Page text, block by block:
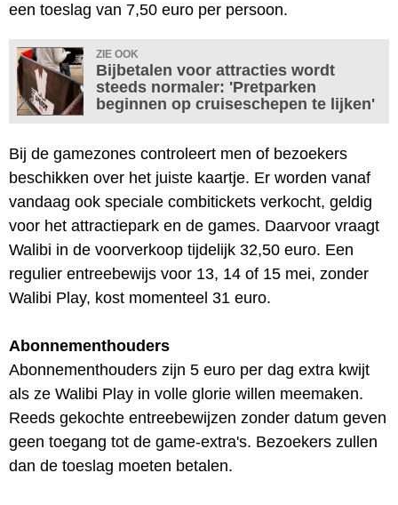
een toeslag van 7,50 euro per persoon.
ZIE OOK
Bijbetalen voor attracties wordt
steeds normaler: 'Pretparken
beginnen op cruiseschepen te lijken'
Bij de gamezones controleert men of bezoekers
beschikken over het juiste kaartje. Er worden vanaf
vandaag ook speciale combitickets verkocht, geldig
voor het attractiepark en de games. Daarvoor vraagt
Walibi in de voorverkoop tijdelijk 32,50 euro. Een
regulier entreebewijs voor 13, 14 of 15 mei, zonder
Walibi Play, kost momenteel 31 euro.
Abonnementhouders
Abonnementhouders zijn 5 euro per dag extra kwijt
als ze Walibi Play in volle glorie willen meemaken.
Reeds gekochte entreebewijzen zonder datum geven
geen toegang tot de game-extra's. Bezoekers zullen
dan de toeslag moeten betalen.